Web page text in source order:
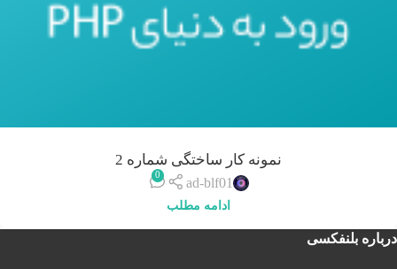
نمونه کار ساختگی شماره 2
ad-blf01
0
ادامه مطلب
درباره بلنفکسی